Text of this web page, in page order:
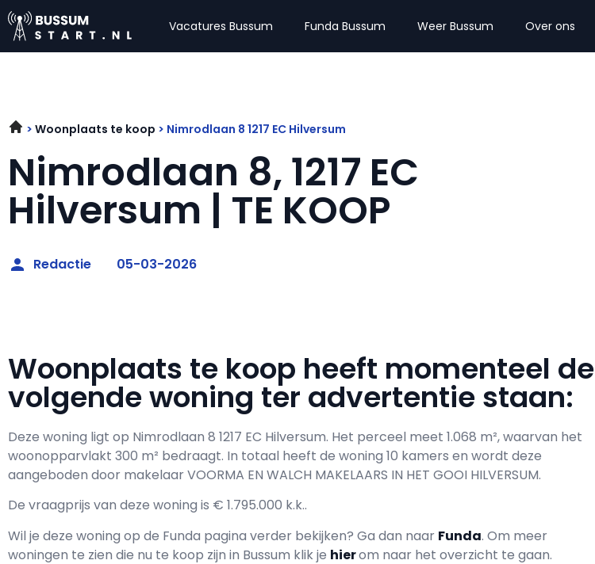
Vacatures Bussum Funda Bussum Weer Bussum Over ons
Woonplaats te koop Nimrodlaan 8 1217 EC Hilversum
Nimrodlaan 8, 1217 EC
Hilversum | TE KOOP
Redactie 05-03-2026
Woonplaats te koop heeft momenteel de
volgende woning ter advertentie staan:
Deze woning ligt op Nimrodlaan 8 1217 EC Hilversum. Het perceel meet 1.068 m², waarvan het
woonopparvlakt 300 m² bedraagt. In totaal heeft de woning 10 kamers en wordt deze
aangeboden door makelaar VOORMA EN WALCH MAKELAARS IN HET GOOI HILVERSUM.
De vraagprijs van deze woning is € 1.795.000 k.k..
Wil je deze woning op de Funda pagina verder bekijken? Ga dan naar Funda. Om meer
woningen te zien die nu te koop zijn in Bussum klik je hierom naar het overzicht te gaan.